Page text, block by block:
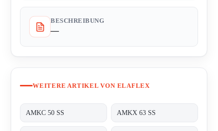
BESCHREIBUNG
—
WEITERE ARTIKEL VON ELAFLEX
AMKC 50 SS AMKX 63 SS